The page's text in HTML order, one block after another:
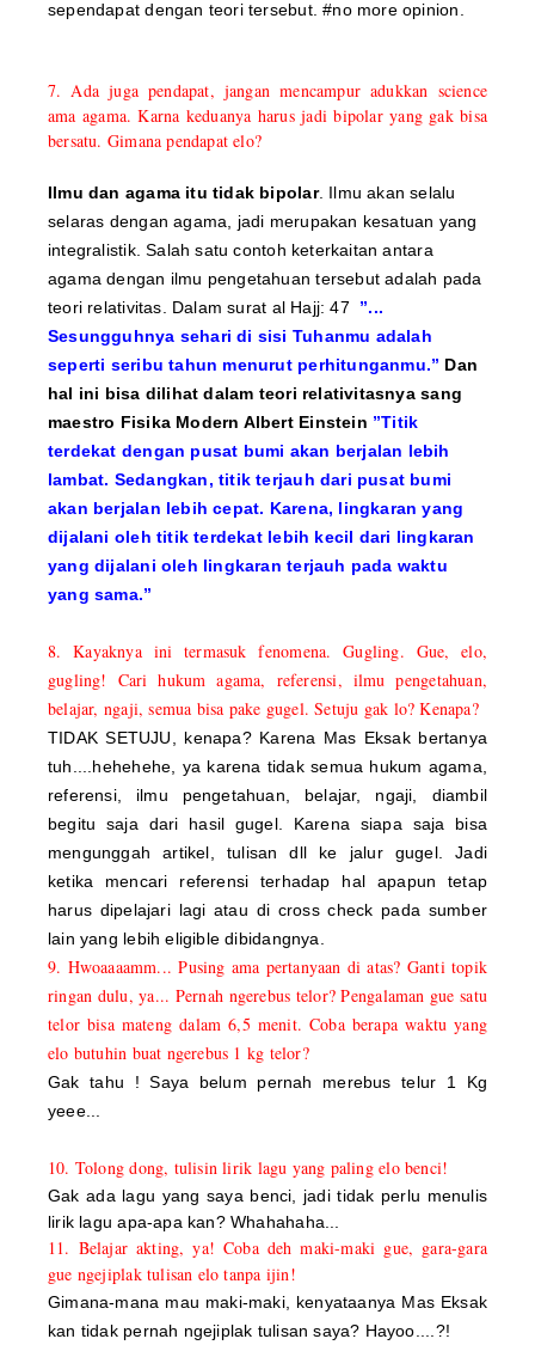
sependapat dengan teori tersebut. #no more opinion.
7. Ada juga pendapat, jangan mencampur adukkan science
ama agama. Karna keduanya harus jadi bipolar yang gak bisa
bersatu. Gimana pendapat elo?
Ilmu dan agama itu tidak bipolar. Ilmu akan selalu
selaras dengan agama, jadi merupakan kesatuan yang
integralistik. Salah satu contoh keterkaitan antara
agama dengan ilmu pengetahuan tersebut adalah pada
teori relativitas. Dalam surat al Hajj: 47 ”...
Sesungguhnya sehari di sisi Tuhanmu adalah
seperti seribu tahun menurut perhitunganmu.” Dan
hal ini bisa dilihat dalam teori relativitasnya sang
maestro Fisika Modern Albert Einstein ”Titik
terdekat dengan pusat bumi akan berjalan lebih
lambat. Sedangkan, titik terjauh dari pusat bumi
akan berjalan lebih cepat. Karena, lingkaran yang
dijalani oleh titik terdekat lebih kecil dari lingkaran
yang dijalani oleh lingkaran terjauh pada waktu
yang sama.”
8. Kayaknya ini termasuk fenomena. Gugling. Gue, elo,
gugling! Cari hukum agama, referensi, ilmu pengetahuan,
belajar, ngaji, semua bisa pake gugel. Setuju gak lo? Kenapa?
TIDAK SETUJU, kenapa? Karena Mas Eksak bertanya
tuh....hehehehe, ya karena tidak semua hukum agama,
referensi, ilmu pengetahuan, belajar, ngaji, diambil
begitu saja dari hasil gugel. Karena siapa saja bisa
mengunggah artikel, tulisan dll ke jalur gugel. Jadi
ketika mencari referensi terhadap hal apapun tetap
harus dipelajari lagi atau di cross check pada sumber
lain yang lebih eligible dibidangnya.
9. Hwoaaaamm... Pusing ama pertanyaan di atas? Ganti topik
ringan dulu, ya... Pernah ngerebus telor? Pengalaman gue satu
telor bisa mateng dalam 6,5 menit. Coba berapa waktu yang
elo butuhin buat ngerebus 1 kg telor?
Gak tahu ! Saya belum pernah merebus telur 1 Kg
yeee...
10. Tolong dong, tulisin lirik lagu yang paling elo benci!
Gak ada lagu yang saya benci, jadi tidak perlu menulis
lirik lagu apa-apa kan? Whahahaha...
11. Belajar akting, ya! Coba deh maki-maki gue, gara-gara
gue ngejiplak tulisan elo tanpa ijin!
Gimana-mana mau maki-maki, kenyataanya Mas Eksak
kan tidak pernah ngejiplak tulisan saya? Hayoo....?!